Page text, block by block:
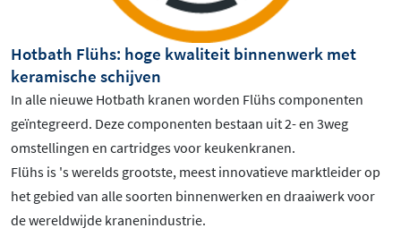
Hotbath Flühs: hoge kwaliteit binnenwerk met
keramische schijven
In alle nieuwe Hotbath kranen worden Flühs componenten
geïntegreerd. Deze componenten bestaan uit 2- en 3weg
omstellingen en cartridges voor keukenkranen.
Flühs is 's werelds grootste, meest innovatieve marktleider op
het gebied van alle soorten binnenwerken en draaiwerk voor
de wereldwijde kranenindustrie.